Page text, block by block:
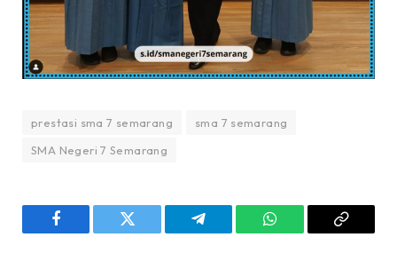
prestasi sma 7 semarang
sma 7 semarang
SMA Negeri 7 Semarang
Facebook Twitter Telegram WhatsAppCopy